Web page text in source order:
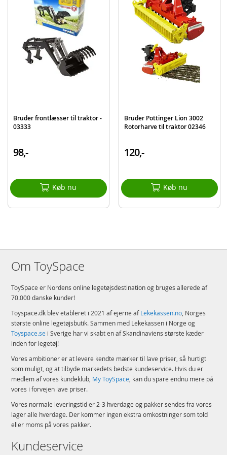
Mål: ca. 52 x 16 x 18,5 cm
Skala 1:16
Alder: fra 3 år
Produktdetaljer
4001702024284
Bruder frontlæsser til traktor -
03333
98,-
Køb nu
Bruder Pottinger Lion 3002
Rotorharve til traktor 02346
120,-
Køb nu
Om ToySpace
ToySpace er Nordens online legetøjsdestination og bruges allerede af
70.000 danske kunder!
Toyspace.dk blev etableret i 2021 af ejerne afLekekassen.no, Norges
største online legetøjsbutik. Sammen med Lekekassen i Norge og
Toyspace.se i Sverige har vi skabt en af Skandinaviens største kæder
inden for legetøj!
Vores ambitioner er at levere kendte mærker til lave priser, så hurtigt
som muligt, og at tilbyde markedets bedste kundeservice. Hvis du er
medlem af vores kundeklub, My ToySpace, kan du spare endnu mere på
vores i forvejen lave priser.
Vores normale leveringstid er 2-3 hverdage og pakker sendes fra vores
lager alle hverdage. Der kommer ingen ekstra omkostninger som told
eller moms på vores pakker.
Kundeservice